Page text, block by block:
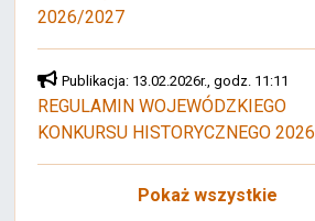
2026/2027
Publikacja: 13.02.2026r., godz. 11:11
REGULAMIN WOJEWÓDZKIEGO
KONKURSU HISTORYCZNEGO 2026
Pokaż wszystkie